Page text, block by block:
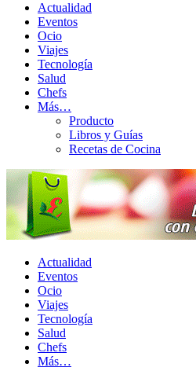
Actualidad
Eventos
Ocio
Viajes
Tecnología
Salud
Chefs
Más…
Producto
Libros y Guías
Recetas de Cocina
Actualidad
Eventos
Ocio
Viajes
Tecnología
Salud
Chefs
Más…